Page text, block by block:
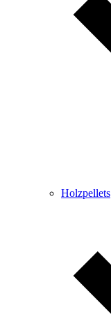
Holzpellets